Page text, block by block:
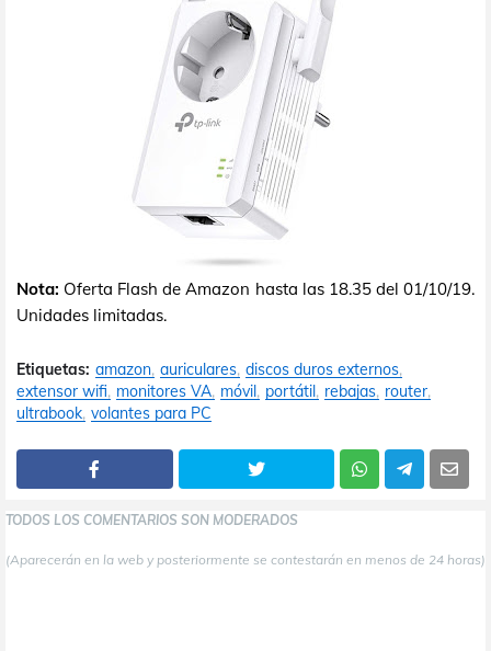
Nota: Oferta Flash de Amazon hasta las 18.35 del 01/10/19.
Unidades limitadas.
Etiquetas: amazon auriculares discos duros externos
extensor wifi monitores VA móvil portátil rebajas router
ultrabook volantes para PC
TODOS LOS COMENTARIOS SON MODERADOS
(Aparecerán en la web y posteriormente se contestarán en menos de 24 horas)